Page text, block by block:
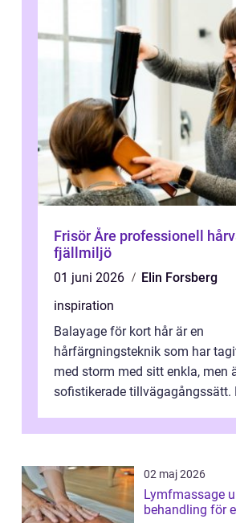
Frisör Åre professionell hårvård i
fjällmiljö
01 juni 2026
Elin Forsberg
inspiration
Balayage för kort hår är en
hårfärgningsteknik som har
med storm med sitt enkla, men
sofistikerade tillvägagångssätt.
02 maj 2026
Lymfmassage umeå
behandling för